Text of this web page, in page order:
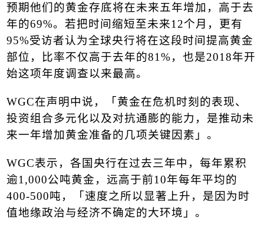
预期他们的黄金存底将在未来五年增加，高于去
年的69%。若把时间缩短至未来12个月，更有
95%受访者认为全球央行将在这段时间提高黄金
部位，比率不仅高于去年的81%，也是2018年开
始这项年度调查以来最高。
WGC在声明中说，「黄金在危机时刻的表现、
投资组合多元化以及对抗通膨的能力，是推动未
来一年增加黄金准备的几项关键因素」。
WGC表示，各国央行在过去三年中，每年累积
逾1,000公吨黄金，远高于前10年每年平均的
400-500吨，「速度之所以显著上升，是因为时
值地缘政治与经济不确定的大环境」。